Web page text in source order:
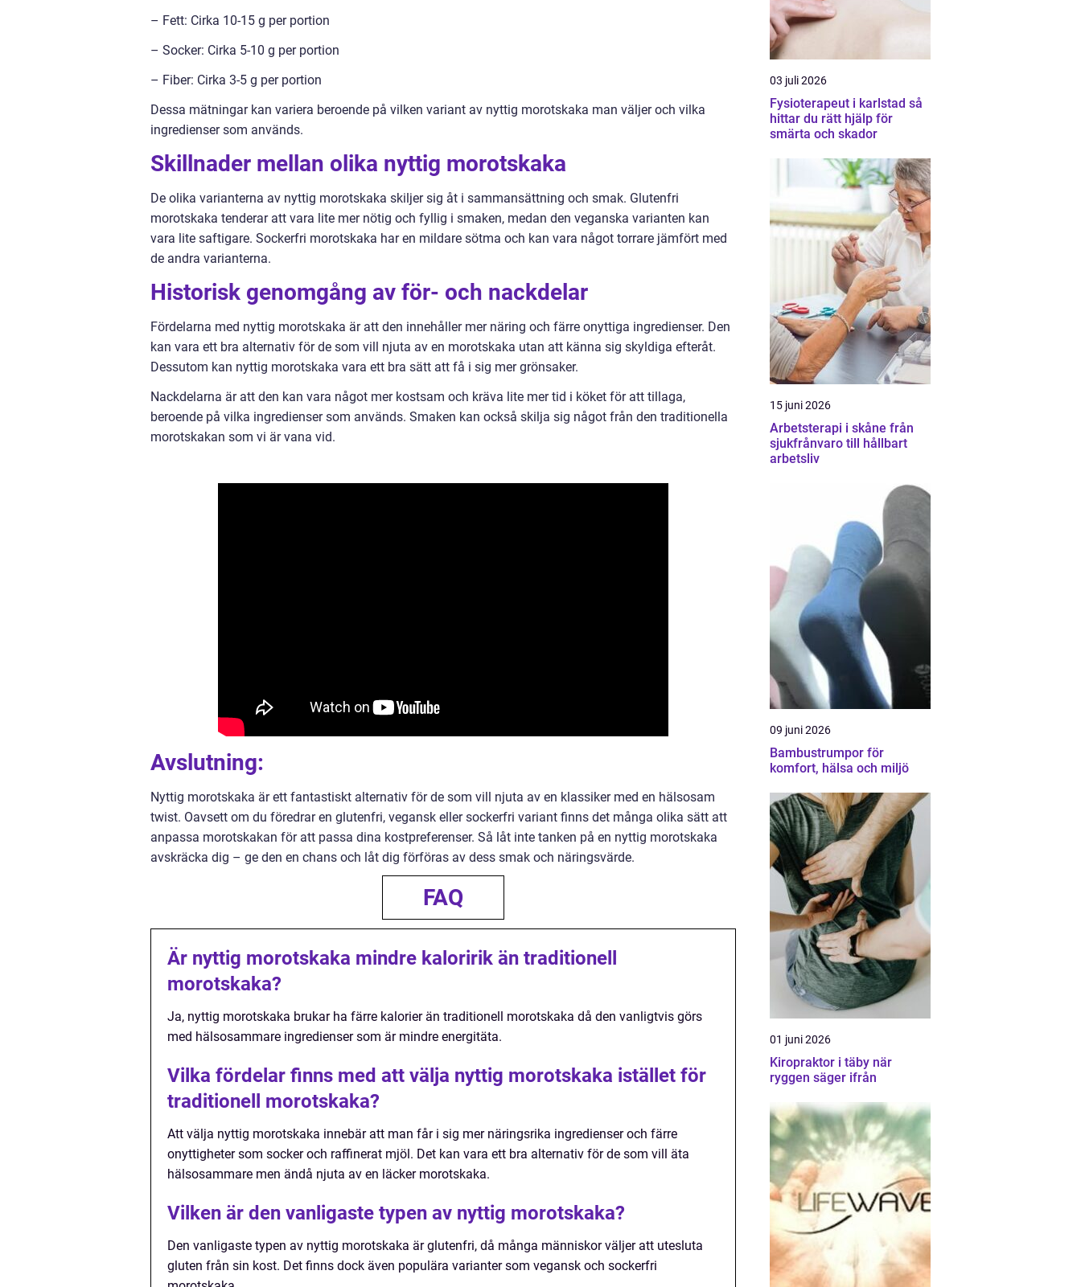
– Fett: Cirka 10-15 g per portion
– Socker: Cirka 5-10 g per portion
– Fiber: Cirka 3-5 g per portion
Dessa mätningar kan variera beroende på vilken variant av nyttig morotskaka man väljer och vilka
ingredienser som används.
Skillnader mellan olika nyttig morotskaka
De olika varianterna av nyttig morotskaka skiljer sig åt i sammansättning och smak. Glutenfri
morotskaka tenderar att vara lite mer nötig och fyllig i smaken, medan den veganska varianten kan
vara lite saftigare. Sockerfri morotskaka har en mildare sötma och kan vara något torrare jämfört med
de andra varianterna.
Historisk genomgång av för- och nackdelar
Fördelarna med nyttig morotskaka är att den innehåller mer näring och färre onyttiga ingredienser. Den
kan vara ett bra alternativ för de som vill njuta av en morotskaka utan att känna sig skyldiga efteråt.
Dessutom kan nyttig morotskaka vara ett bra sätt att få i sig mer grönsaker.
Nackdelarna är att den kan vara något mer kostsam och kräva lite mer tid i köket för att tillaga,
beroende på vilka ingredienser som används. Smaken kan också skilja sig något från den traditionella
morotskakan som vi är vana vid.
Avslutning:
Nyttig morotskaka är ett fantastiskt alternativ för de som vill njuta av en klassiker med en hälsosam
twist. Oavsett om du föredrar en glutenfri, vegansk eller sockerfri variant finns det många olika sätt att
anpassa morotskakan för att passa dina kostpreferenser. Så låt inte tanken på en nyttig morotskaka
avskräcka dig – ge den en chans och låt dig förföras av dess smak och näringsvärde.
FAQ
Är nyttig morotskaka mindre kaloririk än traditionell
morotskaka?
Ja, nyttig morotskaka brukar ha färre kalorier än traditionell morotskaka då den vanligtvis görs
med hälsosammare ingredienser som är mindre energitäta.
Vilka fördelar finns med att välja nyttig morotskaka istället för
traditionell morotskaka?
Att välja nyttig morotskaka innebär att man får i sig mer näringsrika ingredienser och färre
onyttigheter som socker och raffinerat mjöl. Det kan vara ett bra alternativ för de som vill äta
hälsosammare men ändå njuta av en läcker morotskaka.
Vilken är den vanligaste typen av nyttig morotskaka?
Den vanligaste typen av nyttig morotskaka är glutenfri, då många människor väljer att utesluta
gluten från sin kost. Det finns dock även populära varianter som vegansk och sockerfri
03 juli 2026
Fysioterapeut i karlstad så
hittar du rätt hjälp för
smärta och skador
15 juni 2026
Arbetsterapi i skåne från
sjukfrånvaro till hållbart
arbetsliv
09 juni 2026
Bambustrumpor för
komfort, hälsa och miljö
01 juni 2026
Kiropraktor i täby när
ryggen säger ifrån